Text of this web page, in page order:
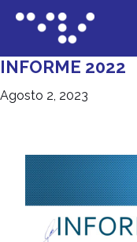
INFORME 2022
Agosto 2, 2023